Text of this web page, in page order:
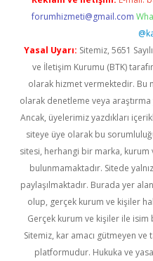
forumhizmeti@gmail.com
Yasal Uyarı: Sitemiz, 5651
ve İletişim Kurumu (BTK)
olarak hizmet vermektedir. Bu
olarak denetleme veya
Ancak, üyelerimiz yazdıkları
siteye üye olarak bu
sitesi, herhangi bir marka, kurum
bulunmamaktadır. Sitede
paylaşılmaktadır. Burada yer
olup, gerçek kurum ve kişiler
Gerçek kurum ve kişiler ile
Sitemiz, kar amacı gütmeyen
platformudur. Hukuka ve